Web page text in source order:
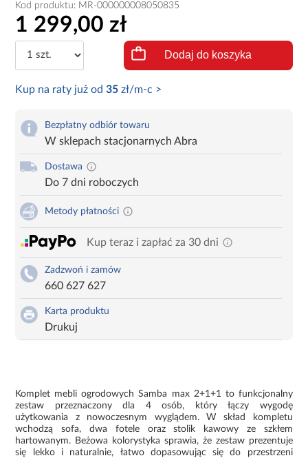
Kod produktu: MR-000000008050835
1 299,00 zł
Dodaj do koszyka
Kup na raty już od35 zł/m-c >
Bezpłatny odbiór towaru
W sklepach stacjonarnych Abra
Dostawa
Do 7 dni roboczych
Metody płatności
Kup teraz i zapłać za 30 dni
Zadzwoń i zamów
660 627 627
Karta produktu
Drukuj
Komplet mebli ogrodowych Samba max 2+1+1 to funkcjonalny
zestaw przeznaczony dla 4 osób, który łączy wygodę
użytkowania z nowoczesnym wyglądem. W skład kompletu
wchodzą sofa, dwa fotele oraz stolik kawowy ze szkłem
hartowanym. Beżowa kolorystyka sprawia, że zestaw prezentuje
się lekko i naturalnie, łatwo dopasowując się do przestrzeni